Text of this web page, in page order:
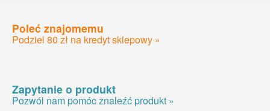
Poleć znajomemu
Podziel 80 zł na kredyt sklepowy »
Zapytanie o produkt
Pozwól nam pomóc znaleźć produkt »